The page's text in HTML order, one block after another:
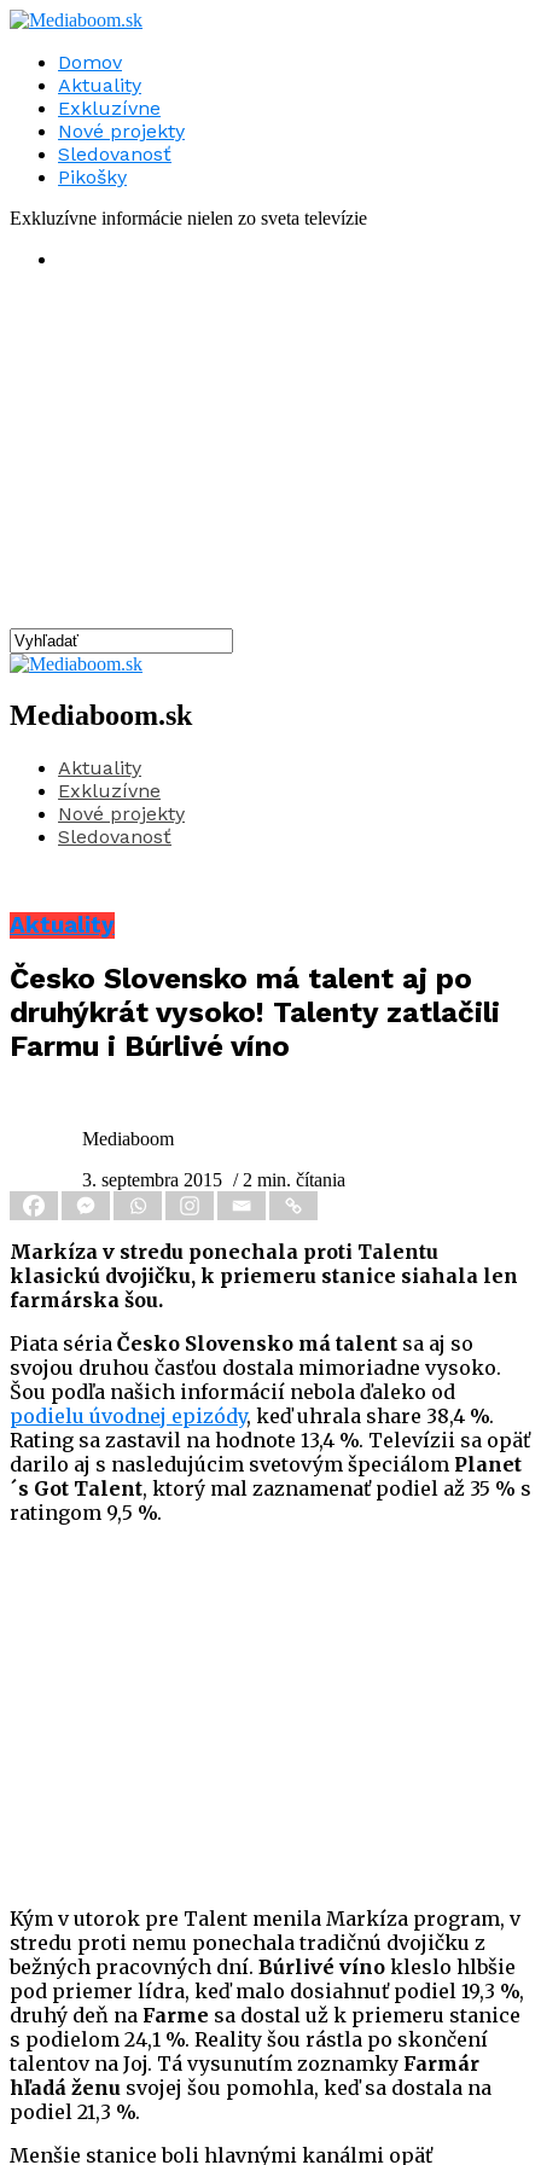
Domov
Aktuality
Exkluzívne
Nové projekty
Sledovanosť
Pikošky
Exkluzívne informácie nielen zo sveta televízie
Mediaboom.sk
Aktuality
Exkluzívne
Nové projekty
Sledovanosť
Aktuality
Česko Slovensko má talent aj po
druhýkrát vysoko! Talenty zatlačili
Farmu i Búrlivé víno
Mediaboom
3. septembra 2015 / 2 min. čítania
Markíza v stredu ponechala proti Talentu
klasickú dvojičku, k priemeru stanice siahala len
farmárska šou.
Piata séria Česko Slovensko má talent sa aj so
svojou druhou časťou dostala mimoriadne vysoko.
Šou podľa našich informácií nebola ďaleko od
podielu úvodnej epizódy, keď uhrala share 38,4 %.
Rating sa zastavil na hodnote 13,4 %. Televízii sa opäť
darilo aj s nasledujúcim svetovým špeciálom Planet
´s Got Talent, ktorý mal zaznamenať podiel až 35 % s
ratingom 9,5 %.
Kým v utorok pre Talent menila Markíza program, v
stredu proti nemu ponechala tradičnú dvojičku z
bežných pracovných dní. Búrlivé víno kleslo hlbšie
pod priemer lídra, keď malo dosiahnuť podiel 19,3 %,
druhý deň na Farme sa dostal už k priemeru stanice
s podielom 24,1 %. Reality šou rástla po skončení
talentov na Joj. Tá vysunutím zoznamky Farmár
hľadá ženu svojej šou pomohla, keď sa dostala na
podiel 21,3 %.
Menšie stanice boli hlavnými kanálmi opäť